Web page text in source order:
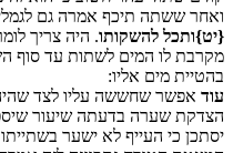
ואחר ששתה תיכף אמרה גם
{יט}ותכל להשקותו. היה צריך
מקרבת לו המים לשתות עד סוף
בהטיית מים אליו:
עוד אפשר שחששה עליו לצד
הצדקת שערה בדעתה שיעור
יסתכן כי העייף לא ישער